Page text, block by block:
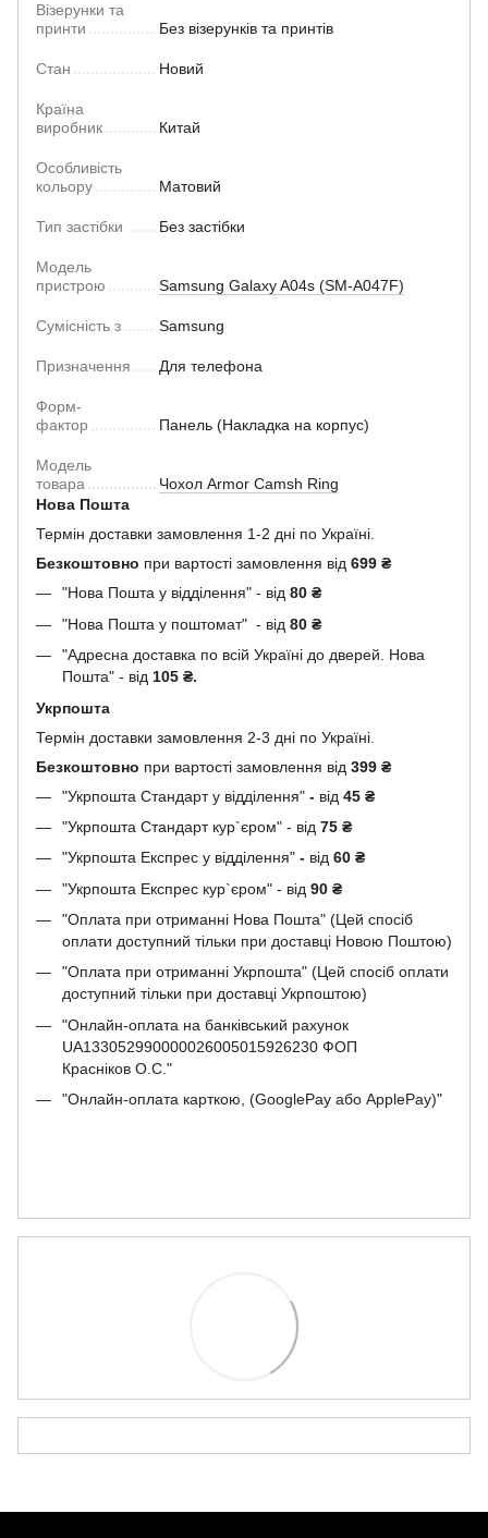
Візерунки та
принти
Без візерунків та принтів
Стан Новий
Країна
виробник
Китай
Особливість
кольору
Матовий
Тип застібки Без застібки
Модель
пристрою
Samsung Galaxy A04s (SM-A047F)
Сумісність з Samsung
Призначення Для телефона
Форм-
фактор
Панель (Накладка на корпус)
Модель
товара
Чохол Armor Camsh Ring
Нова Пошта
Термін доставки замовлення 1-2 дні по Україні.
Безкоштовно при вартості замовлення від 699 ₴
"Нова Пошта у відділення" - від 80 ₴
"Нова Пошта у поштомат" - від 80 ₴
"Адресна доставка по всій Україні до дверей. Нова
Пошта" - від 105 ₴.
Укрпошта
Термін доставки замовлення 2-3 дні по Україні.
Безкоштовно при вартості замовлення від 399 ₴
"Укрпошта Стандарт у відділення" - від 45 ₴
"Укрпошта Стандарт кур`єром" - від 75 ₴
"Укрпошта Експрес у відділення" - від 60 ₴
"Укрпошта Експрес кур`єром" - від 90 ₴
"Оплата при отриманні Нова Пошта" (Цей спосіб
оплати доступний тільки при доставці Новою Поштою)
"Оплата при отриманні Укрпошта" (Цей спосіб оплати
доступний тільки при доставці Укрпоштою)
"Онлайн-оплата на банківський рахунок
UA133052990000026005015926230 ФОП
Красніков О.С."
"Онлайн-оплата карткою, (GooglePay або ApplePay)"